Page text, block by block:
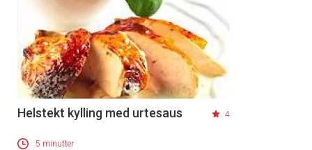
Helstekt kylling med urtesaus 4
5 minutter